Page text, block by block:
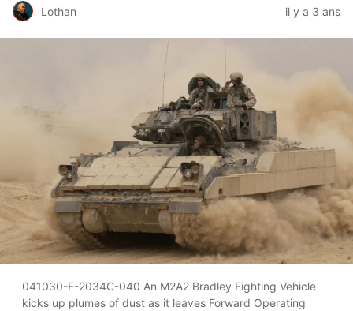
Lothan il y a 3 ans
041030-F-2034C-040 An M2A2 Bradley Fighting Vehicle
kicks up plumes of dust as it leaves Forward Operating